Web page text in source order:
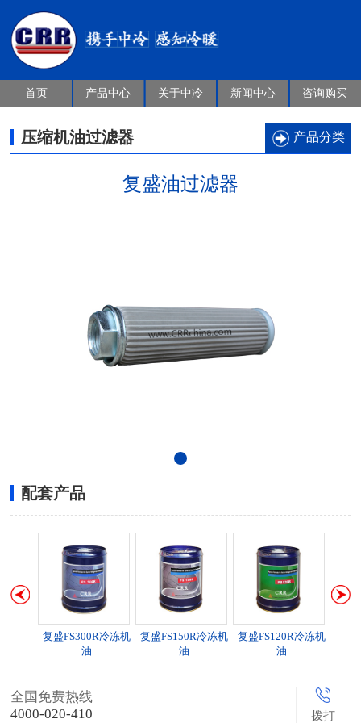
首页 产品中心 关于中冷 新闻中心 咨询购买
压缩机油过滤器 产品分类
复盛油过滤器
配套产品
复盛FS300R冷冻机
油
复盛FS150R冷冻机
油
复盛FS120R冷冻机
油
全国免费热线
4000-020-410
拨打